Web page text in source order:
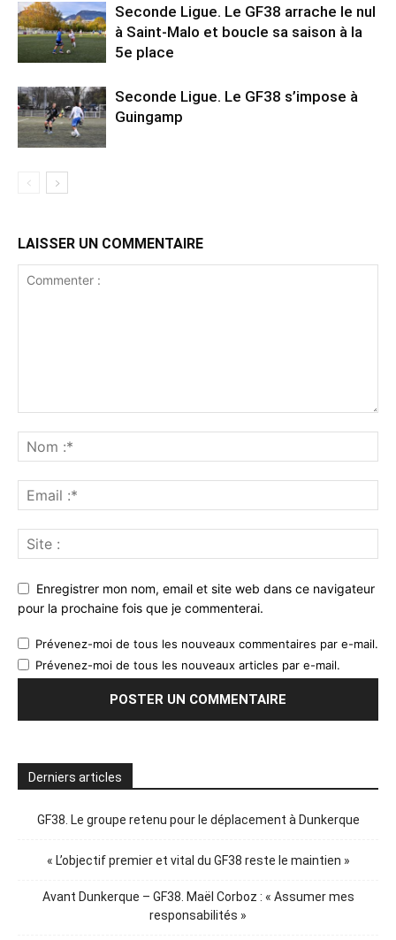
Seconde Ligue. Le GF38 arrache le nul
à Saint-Malo et boucle sa saison à la
5e place
Seconde Ligue. Le GF38 s’impose à
Guingamp
LAISSER UN COMMENTAIRE
Enregistrer mon nom, email et site web dans ce navigateur
pour la prochaine fois que je commenterai.
Prévenez-moi de tous les nouveaux commentaires par e-mail.
Prévenez-moi de tous les nouveaux articles par e-mail.
Derniers articles
GF38. Le groupe retenu pour le déplacement à Dunkerque
« L’objectif premier et vital du GF38 reste le maintien »
Avant Dunkerque – GF38. Maël Corboz : « Assumer mes
responsabilités »